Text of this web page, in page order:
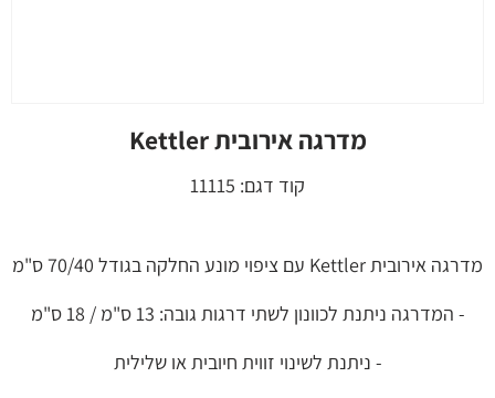
מדרגה אירובית Kettler
קוד דגם: 11115
מדרגה אירובית Kettler עם ציפוי מונע החלקה בגודל 70/40 ס"מ
- המדרגה ניתנת לכוונון לשתי דרגות גובה: 13 ס"מ / 18 ס"מ
- ניתנת לשינוי זווית חיובית או שלילית